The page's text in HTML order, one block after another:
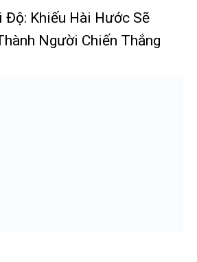
Độ: Khiếu Hài Hước Sẽ
Người Chiến Thắng